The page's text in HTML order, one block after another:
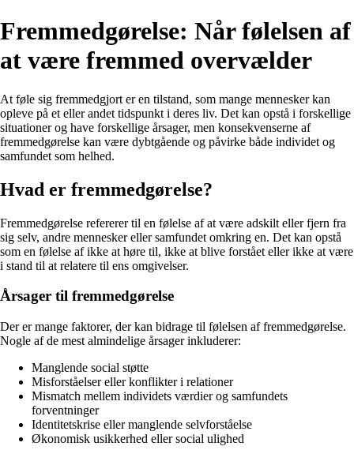
Fremmedgørelse: Når følelsen af
at være fremmed overvælder
At føle sig fremmedgjort er en tilstand, som mange mennesker kan
opleve på et eller andet tidspunkt i deres liv. Det kan opstå i forskellige
situationer og have forskellige årsager, men konsekvenserne af
fremmedgørelse kan være dybtgående og påvirke både individet og
samfundet som helhed.
Hvad er fremmedgørelse?
Fremmedgørelse refererer til en følelse af at være adskilt eller fjern fra
sig selv, andre mennesker eller samfundet omkring en. Det kan opstå
som en følelse af ikke at høre til, ikke at blive forstået eller ikke at være
i stand til at relatere til ens omgivelser.
Årsager til fremmedgørelse
Der er mange faktorer, der kan bidrage til følelsen af fremmedgørelse.
Nogle af de mest almindelige årsager inkluderer:
Manglende social støtte
Misforståelser eller konflikter i relationer
Mismatch mellem individets værdier og samfundets
forventninger
Identitetskrise eller manglende selvforståelse
Økonomisk usikkerhed eller social ulighed